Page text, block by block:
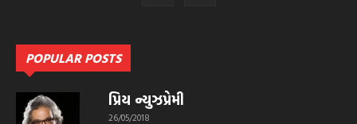
POPULAR POSTS
પ્રિય ન્યુઝપ્રેમી
26/05/2018